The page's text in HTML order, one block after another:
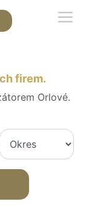
firem.
Orlové.